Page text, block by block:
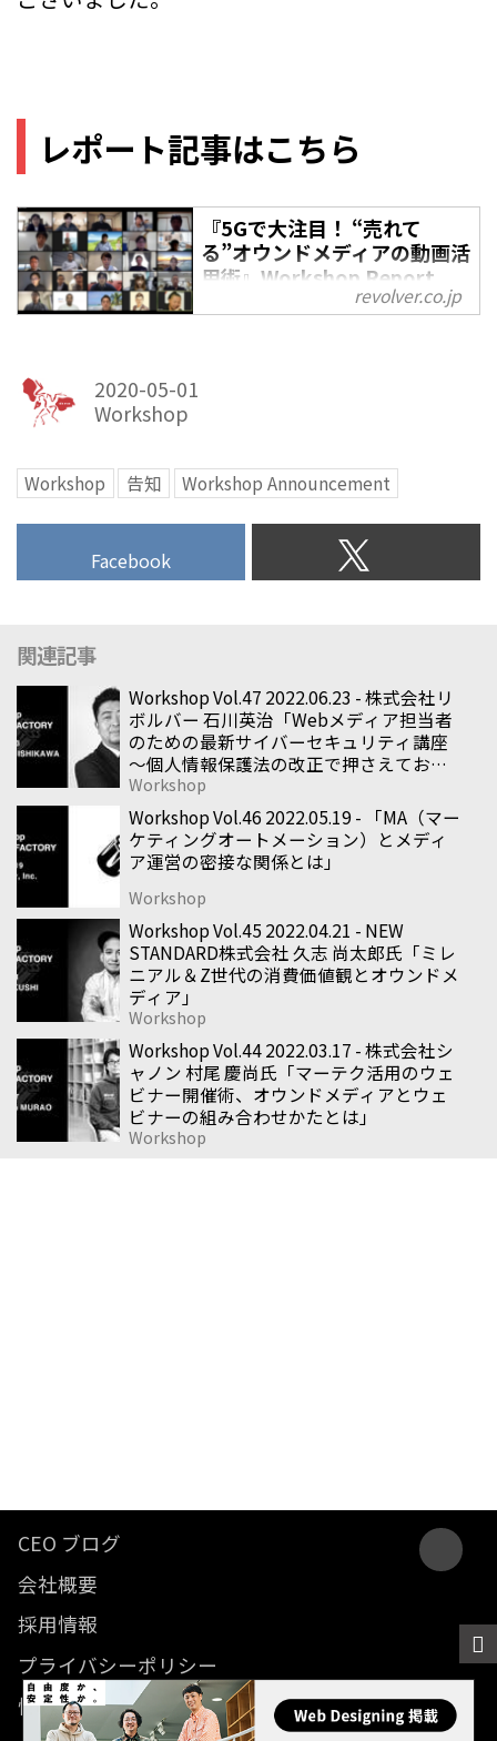
レポート記事はこちら
『5Gで大注目！ “売れて
る”オウンドメディアの動画活
用術』Workshop Report
Vol.34 2020.5.21 - 株式会社
リボルバー（Revolver,Inc.）
2020年5月21日に開催された第34
師としてお越しいただいたのは、
株式会社CRI・ミドルウェア イン
術』です。今回は、オンラインに
て開催しました。
revolver.co.jp
2020-05-01
Workshop
Workshop 告知 Workshop Announcement
Facebook
関連記事
Workshop Vol.47 2022.06.23 - 株式会社リ
ボルバー 石川英治「Webメディア担当者
のための最新サイバーセキュリティ講座
〜個人情報保護法の改正で押さえておく
べき3つのポイント〜」
Workshop
Workshop Vol.46 2022.05.19 - 「MA（マー
ケティングオートメーション）とメディ
ア運営の密接な関係とは」
Workshop
Workshop Vol.45 2022.04.21 - NEW
STANDARD株式会社 久志 尚太郎氏「ミレ
ニアル＆Z世代の消費価値観とオウンドメ
ディア」
Workshop
Workshop Vol.44 2022.03.17 - 株式会社シ
ャノン 村尾 慶尚氏「マーテク活用のウェ
ビナー開催術、オウンドメディアとウェ
ビナーの組み合わせかたとは」
Workshop
CEO ブログ
会社概要
採用情報
プライバシーポリシー
情報セキュリティ方針